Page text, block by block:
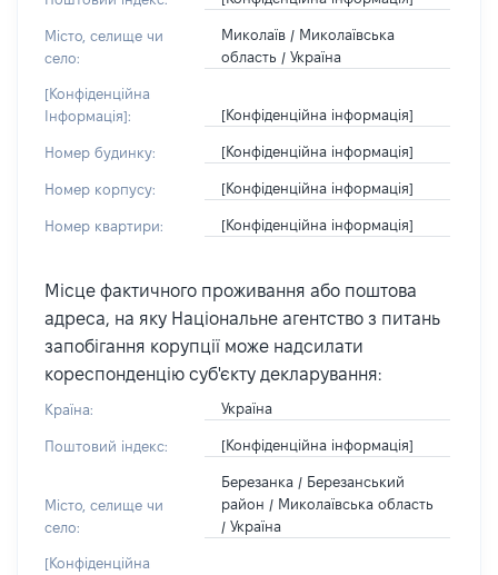
Місто, селище чи
село:
Миколаїв / Миколаївська
область / Україна
[Конфіденційна
Інформація]:
[Конфіденційна інформація]
Номер будинку: [Конфіденційна інформація]
Номер корпусу: [Конфіденційна інформація]
Номер квартири: [Конфіденційна інформація]
Місце фактичного проживання або поштова
адреса, на яку Національне агентство з питань
запобігання корупції може надсилати
кореспонденцію суб'єкту декларування:
Країна: Україна
Поштовий індекс: [Конфіденційна інформація]
Місто, селище чи
село:
Березанка / Березанський
район / Миколаївська область
/ Україна
[Конфіденційна